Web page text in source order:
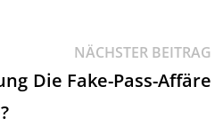
NÄCHSTER BEITRAG
Die Fake-Pass-Affäre